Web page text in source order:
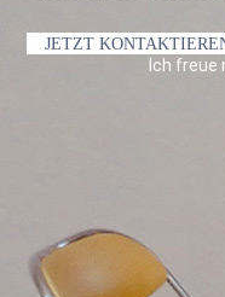
JETZT
Ich freue